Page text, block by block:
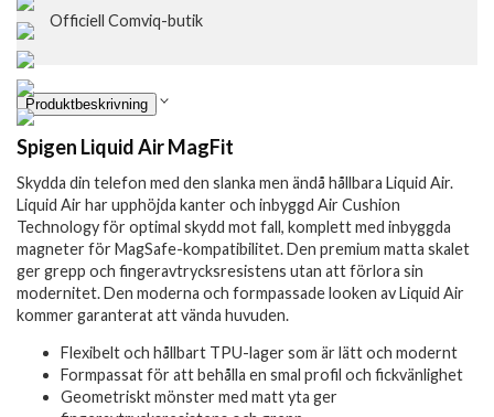
Officiell Comviq-butik
Produktbeskrivning
Spigen Liquid Air MagFit
Skydda din telefon med den slanka men ändå hållbara Liquid Air.
Liquid Air har upphöjda kanter och inbyggd Air Cushion
Technology för optimal skydd mot fall, komplett med inbyggda
magneter för MagSafe-kompatibilitet. Den premium matta skalet
ger grepp och fingeravtrycksresistens utan att förlora sin
modernitet. Den moderna och formpassade looken av Liquid Air
kommer garanterat att vända huvuden.
Flexibelt och hållbart TPU-lager som är lätt och modernt
Formpassat för att behålla en smal profil och fickvänlighet
Geometriskt mönster med matt yta ger